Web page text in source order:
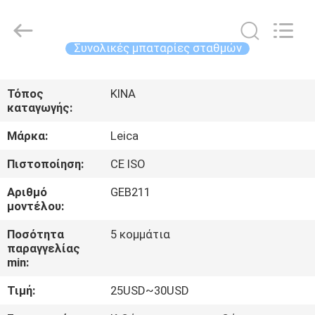
ΠΡΟΪΌΝΤΑ
ΠΕΡΊΠΟΥ
ΕΜΕΊΣ
ΓΎΡΟΣ
ΕΡΓΟΣΤΑΣΊΩΝ
ΠΟΙΟΤΙΚΌΣ
Instrument
Co.,Ltd.
Συνολικές μπαταρίες σταθμών
Τόπος
καταγωγής:
ΚΙΝΑ
Μάρκα:
Leica
Πιστοποίηση:
CE ISO
Αριθμό
μοντέλου:
GEB211
Ποσότητα
παραγγελίας
min:
5 κομμάτια
Τιμή:
25USD~30USD